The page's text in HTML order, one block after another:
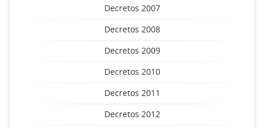
Decretos 2007
Decretos 2008
Decretos 2009
Decretos 2010
Decretos 2011
Decretos 2012